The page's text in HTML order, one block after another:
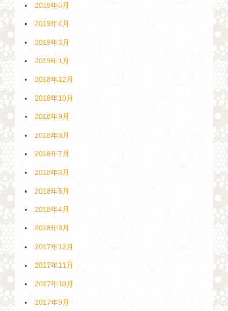
2019年5月
2019年4月
2019年3月
2019年1月
2018年12月
2018年10月
2018年9月
2018年8月
2018年7月
2018年6月
2018年5月
2018年4月
2018年3月
2017年12月
2017年11月
2017年10月
2017年9月